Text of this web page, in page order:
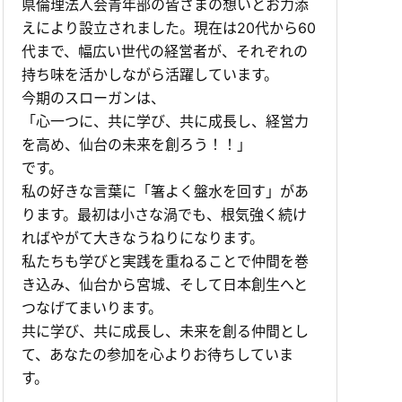
県倫理法人会青年部の皆さまの想いとお力添
えにより設立されました。現在は20代から60
代まで、幅広い世代の経営者が、それぞれの
持ち味を活かしながら活躍しています。
今期のスローガンは、
「心一つに、共に学び、共に成長し、経営力
を高め、仙台の未来を創ろう！！」
です。
私の好きな言葉に「箸よく盤水を回す」があ
ります。最初は小さな渦でも、根気強く続け
ればやがて大きなうねりになります。
私たちも学びと実践を重ねることで仲間を巻
き込み、仙台から宮城、そして日本創生へと
つなげてまいります。
共に学び、共に成長し、未来を創る仲間とし
て、あなたの参加を心よりお待ちしていま
す。